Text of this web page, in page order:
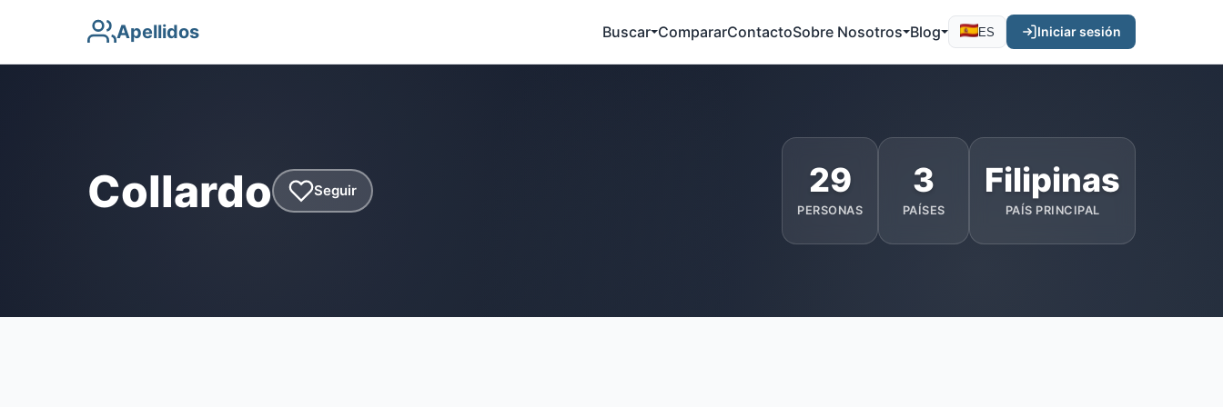
Apellidos Buscar CompararContactoSobre Nosotros Blog ES Iniciar sesión
Collardo Seguir 29
PERSONAS
3
PAÍSES
Filipinas
PAÍS PRINCIPAL